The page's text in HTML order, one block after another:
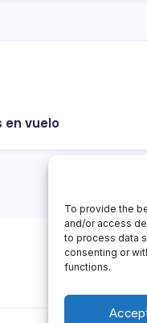
To provide the
and/or access
to process data
consenting or
functions.
en vuelo